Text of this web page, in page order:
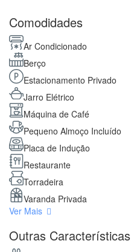
Comodidades
Ar Condicionado
Berço
Estacionamento Privado
Jarro Elétrico
Máquina de Café
Pequeno Almoço Incluído
Placa de Indução
Restaurante
Torradeira
Varanda Privada
Ver Mais
Outras Características